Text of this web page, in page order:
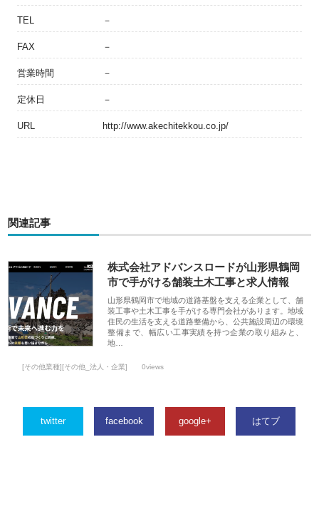
TEL －
FAX －
営業時間 －
定休日 －
URL http://www.akechitekkou.co.jp/
関連記事
株式会社アドバンスロードが山形県鶴岡
市で手がける舗装土木工事と求人情報
山形県鶴岡市で地域の道路基盤を支える企業として、舗
装工事や土木工事を手がける専門会社があります。地域
住民の生活を支える道路整備から、公共施設周辺の環境
整備まで、幅広い工事実績を持つ企業の取り組みと、
地…
[その他業種][その他_法人・企業] 0views
twitter facebook google+ はてブ